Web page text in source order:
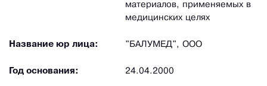
материалов, применяемых в
медицинских целях
Название юр лица: "БАЛУМЕД", ООО
Год основания: 24.04.2000